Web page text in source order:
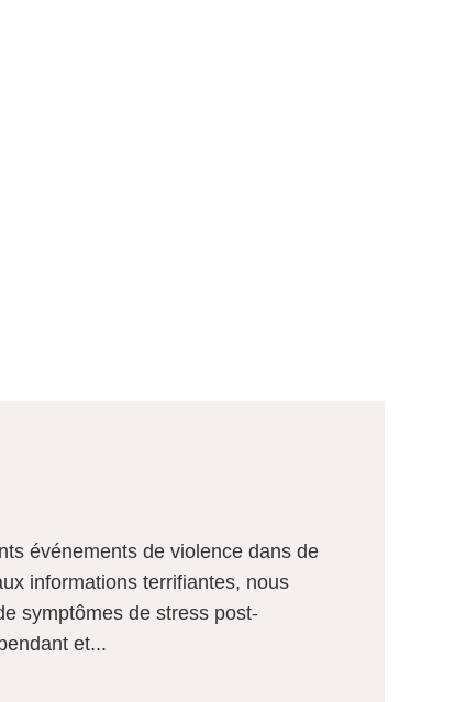
événements de violence dans de
informations terrifiantes, nous
symptômes de stress post-
et...